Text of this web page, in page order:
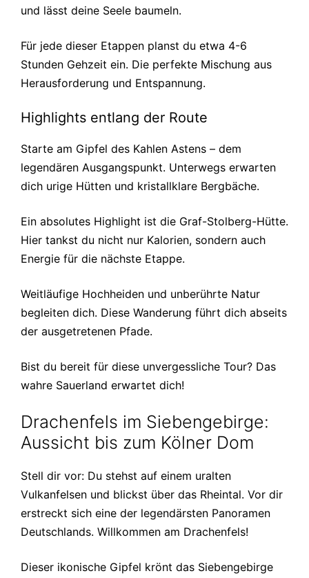
und lässt deine Seele baumeln.
Für jede dieser Etappen planst du etwa 4-6
Stunden Gehzeit ein. Die perfekte Mischung aus
Herausforderung und Entspannung.
Highlights entlang der Route
Starte am Gipfel des Kahlen Astens – dem
legendären Ausgangspunkt. Unterwegs erwarten
dich urige Hütten und kristallklare Bergbäche.
Ein absolutes Highlight ist die Graf-Stolberg-Hütte.
Hier tankst du nicht nur Kalorien, sondern auch
Energie für die nächste Etappe.
Weitläufige Hochheiden und unberührte Natur
begleiten dich. Diese Wanderung führt dich abseits
der ausgetretenen Pfade.
Bist du bereit für diese unvergessliche Tour? Das
wahre Sauerland erwartet dich!
Drachenfels im Siebengebirge:
Aussicht bis zum Kölner Dom
Stell dir vor: Du stehst auf einem uralten
Vulkanfelsen und blickst über das Rheintal. Vor dir
erstreckt sich eine der legendärsten Panoramen
Deutschlands. Willkommen am Drachenfels!
Dieser ikonische Gipfel krönt das Siebengebirge